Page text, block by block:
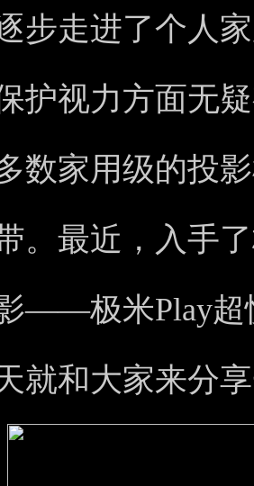
步走进了个人
护视力方面无
数家用级的投
。最近，入手
——极米Play超
就和大家来分